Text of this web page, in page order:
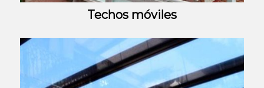
Techos móviles